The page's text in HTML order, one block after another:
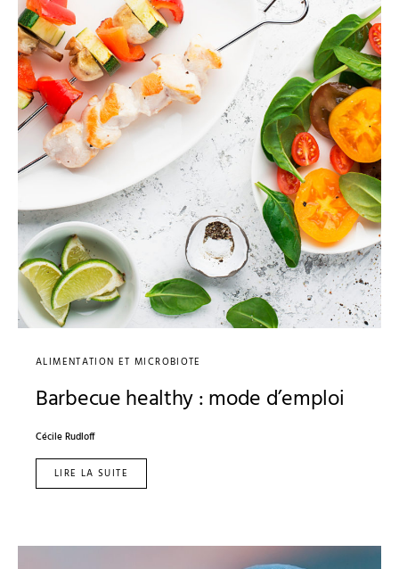
ALIMENTATION ET MICROBIOTE
Barbecue healthy : mode d’emploi
Cécile Rudloff
LIRE LA SUITE